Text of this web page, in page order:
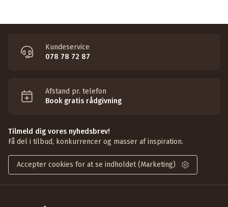
Kundeservice
078 78 72 87
Afstand pr. telefon
Book gratis rådgivning
Tilmeld dig vores nyhedsbrev!
Få del i tilbud, konkurrencer og masser af inspiration.
Accepter cookies for at se indholdet (Marketing)